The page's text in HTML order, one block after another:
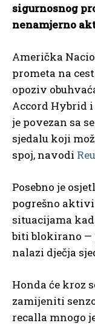
sigurnosnog
nenamjerno
Američka
prometa na
opoziv
Accord Hybrid i
je povezan sa
sjedalu koji
spoj, navodi
Posebno je
pogrešno
situacijama
biti blokirano —
nalazi dječja
Honda će kroz
zamijeniti
recalla mnogo